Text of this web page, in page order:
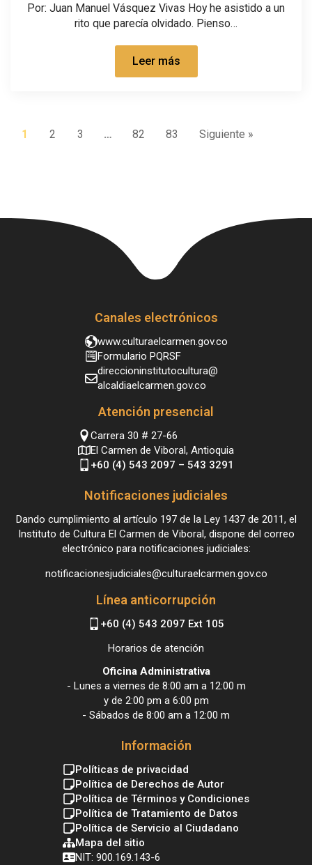
Por: Juan Manuel Vásquez Vivas Hoy he asistido a un
rito que parecía olvidado. Pienso…
Leer más
1 2 3 … 82 83 Siguiente »
Canales electrónicos
www.culturaelcarmen.gov.co
Formulario PQRSF
direccioninstitutocultura@
alcaldiaelcarmen.gov.co
Atención presencial
Carrera 30 # 27-66
El Carmen de Viboral, Antioquia
+60 (4) 543 2097 – 543 3291
Notificaciones judiciales
Dando cumplimiento al artículo 197 de la Ley 1437 de 2011, el
Instituto de Cultura El Carmen de Viboral, dispone del correo
electrónico para notificaciones judiciales:
notificacionesjudiciales@culturaelcarmen.gov.co
Línea anticorrupción
+60 (4) 543 2097 Ext 105
Horarios de atención
Oficina Administrativa
- Lunes a viernes de 8:00 am a 12:00 m
y de 2:00 pm a 6:00 pm
- Sábados de 8:00 am a 12:00 m
Información
Políticas de privacidad
Política de Derechos de Autor
Política de Términos y Condiciones
Política de Tratamiento de Datos
Política de Servicio al Ciudadano
Mapa del sitio
NIT: 900.169.143-6